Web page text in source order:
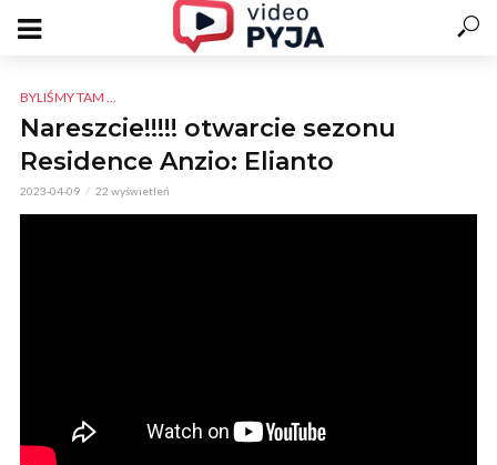
BYLIŚMY TAM ...
Nareszcie!!!!! otwarcie sezonu
Residence Anzio: Elianto
2023-04-09 22 wyświetleń